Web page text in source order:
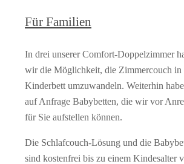
Für Familien
In drei unserer Comfort-Doppelzimmer
wir die Möglichkeit, die Zimmercouch in
Kinderbett umzuwandeln. Weiterhin
auf Anfrage Babybetten, die wir vor
für Sie aufstellen können.
Die Schlafcouch-Lösung und die
sind kostenfrei bis zu einem Kindesalter